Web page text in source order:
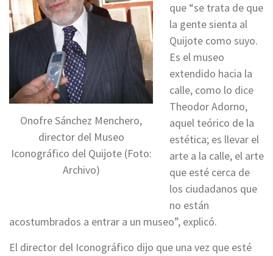
Onofre Sánchez Menchero,
director del Museo
Iconográfico del Quijote (Foto:
Archivo)
que “se trata de que
la gente sienta al
Quijote como suyo.
Es el museo
extendido hacia la
calle, como lo dice
Theodor Adorno,
aquel teórico de la
estética; es llevar el
arte a la calle, el arte
que esté cerca de
los ciudadanos que
no están
acostumbrados a entrar a un museo”, explicó.
El director del Iconográfico dijo que una vez que esté